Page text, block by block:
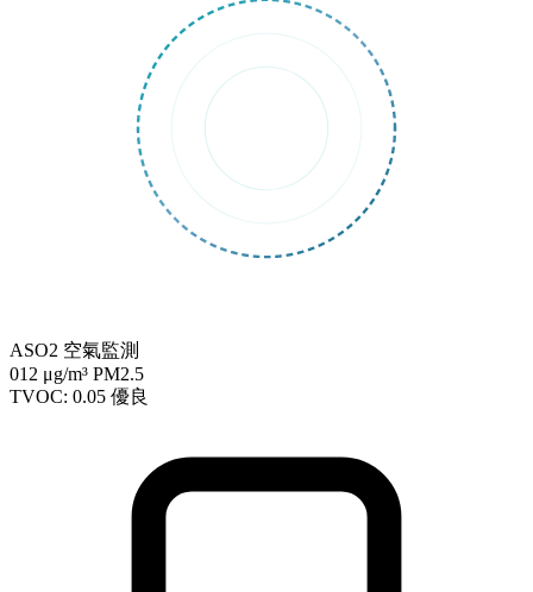
ASO2 空氣監測
012 μg/m³ PM2.5
TVOC: 0.05 優良